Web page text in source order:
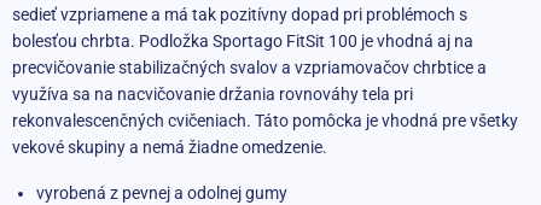
sedieť vzpriamene a má tak pozitívny dopad pri problémoch s
bolesťou chrbta. Podložka Sportago FitSit 100 je vhodná aj na
precvičovanie stabilizačných svalov a vzpriamovačov chrbtice a
využíva sa na nacvičovanie držania rovnováhy tela pri
rekonvalescenčných cvičeniach. Táto pomôcka je vhodná pre všetky
vekové skupiny a nemá žiadne omedzenie.
vyrobená z pevnej a odolnej gumy